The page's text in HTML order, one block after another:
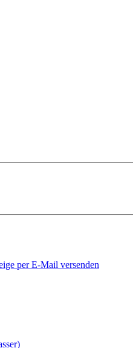
per E-Mail versenden